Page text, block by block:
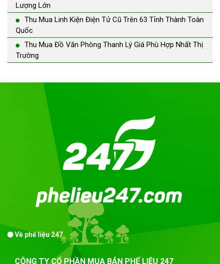
Lượng Lớn
Thu Mua Linh Kiện Điện Tử Cũ Trên 63 Tỉnh Thành Toàn
Quốc
Thu Mua Đồ Văn Phòng Thanh Lý Giá Phù Hợp Nhất Thị
Trường
Về phế liệu 247
CÔNG TY CỔ PHẦN MUA BÁN PHẾ LIỆU 247